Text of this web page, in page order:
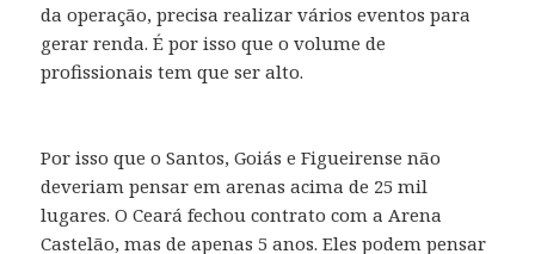
da operação, precisa realizar vários eventos para
gerar renda. É por isso que o volume de
profissionais tem que ser alto.
Por isso que o Santos, Goiás e Figueirense não
deveriam pensar em arenas acima de 25 mil
lugares. O Ceará fechou contrato com a Arena
Castelão, mas de apenas 5 anos. Eles podem pensar